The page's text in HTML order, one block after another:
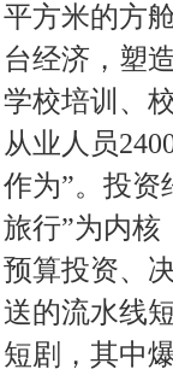
平方米的方
台经济，塑
学校培训、
从业人员
作为”。投资
旅行”为内核
预算投资、
送的流水线
短剧，其中